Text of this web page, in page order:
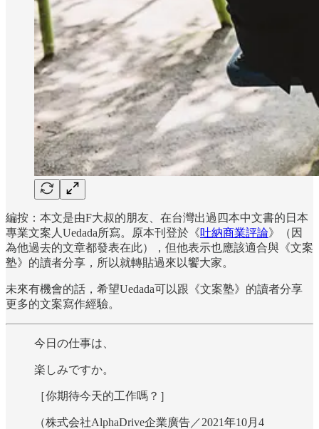
編按：本文是由F大叔的朋友、在台灣出過四本中文書的日本
專業文案人Uedada所寫。原本刊登於《吐納商業評論》（因
為他過去的文章都發表在此），但他表示也應該適合與《文案
塾》的讀者分享，所以就轉貼過來以饗大家。
未來有機會的話，希望Uedada可以跟《文案塾》的讀者分享
更多的文案寫作經驗。
今日の仕事は、
楽しみですか。
［你期待今天的工作嗎？］
（株式会社AlphaDrive企業廣告／2021年10月4